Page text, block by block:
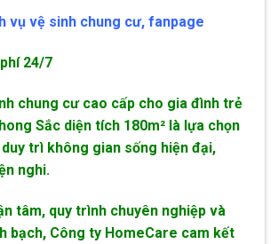
vụ vệ sinh chung cư, fanpage
24/7
chung cư cao cấp cho gia đình trẻ
Sắc diện tích 180m² là lựa chọn
trì không gian sống hiện đại,
nghi.
tâm, quy trình chuyên nghiệp và
bạch, Công ty HomeCare cam kết